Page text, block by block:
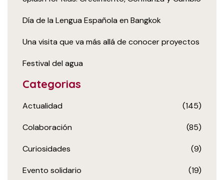
Día de la Lengua Española en Bangkok
Una visita que va más allá de conocer proyectos
Festival del agua
Categorias
Actualidad (145)
Colaboración (85)
Curiosidades (9)
Evento solidario (19)